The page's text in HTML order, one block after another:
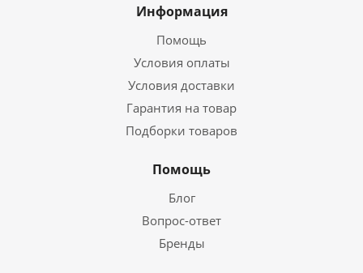
Информация
Помощь
Условия оплаты
Условия доставки
Гарантия на товар
Подборки товаров
Помощь
Блог
Вопрос-ответ
Бренды